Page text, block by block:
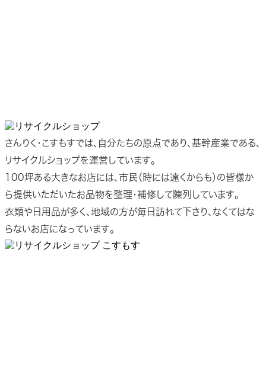
さんりく・こすもすでは、自分たちの原点であり、基幹産業である、
リサイクルショップを運営しています。
100坪ある大きなお店には、市民（時には遠くからも）の皆様か
ら提供いただいたお品物を整理・補修して陳列しています。
衣類や日用品が多く、地域の方が毎日訪れて下さり、なくてはな
らないお店になっています。